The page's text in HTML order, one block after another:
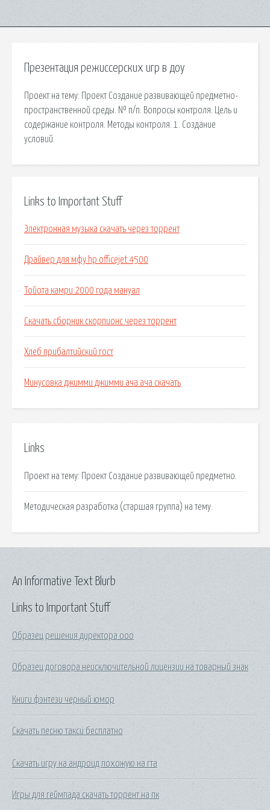
Презентация режиссерских игр в доу
Проект на тему: Проект Создание развивающей предметно-
пространственной среды. № п/п. Вопросы контроля. Цель и
содержание контроля. Методы контроля. 1. Создание
условий.
Links to Important Stuff
Электронная музыка скачать через торрент
Драйвер для мфу hp officejet 4500
Тойота камри 2000 года мануал
Скачать сборник скорпионс через торрент
Хлеб прибалтийский гост
Минусовка джимми джимми ача ача скачать
Links
Проект на тему: Проект Создание развивающей предметно.
Методическая разработка (старшая группа) на тему.
Links to Important Stuff
Образец решения директора ооо
Образец договора неисключительной лицензии на товарный знак
Книги фэнтези черный юмор
Скачать песню такси бесплатно
Скачать игру на андроид похожую на гта
Игры для геймпада скачать торрент на пк
An Informative Text Blurb